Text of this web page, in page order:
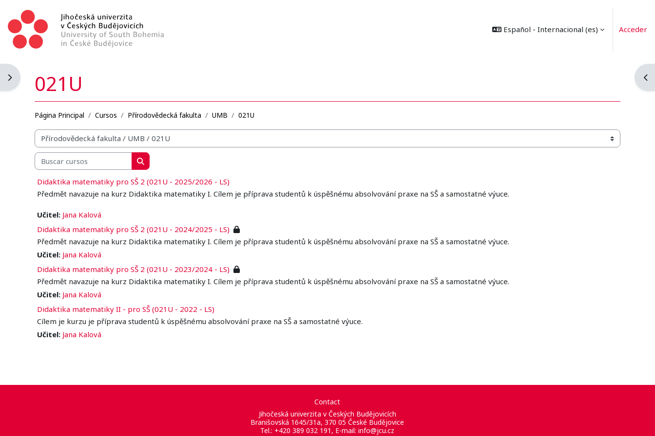
Español - Internacional ‎(es)‎ Acceder
Abrir cajón de bloques
021U
Página Principal Cursos Přírodovědecká fakulta UMB 021U
Categorías
Buscar cursos
Buscar cursos
Didaktika matematiky pro SŠ 2 (021U - 2025/2026 - LS)
Předmět navazuje na kurz Didaktika matematiky I. Cílem je příprava studentů k úspěšnému absolvování praxe na SŠ a samostatné výuce.
Učitel: Jana Kalová
Didaktika matematiky pro SŠ 2 (021U - 2024/2025 - LS)
Předmět navazuje na kurz Didaktika matematiky I. Cílem je příprava studentů k úspěšnému absolvování praxe na SŠ a samostatné výuce.
Učitel: Jana Kalová
Didaktika matematiky pro SŠ 2 (021U - 2023/2024 - LS)
Předmět navazuje na kurz Didaktika matematiky I. Cílem je příprava studentů k úspěšnému absolvování praxe na SŠ a samostatné výuce.
Učitel: Jana Kalová
Didaktika matematiky II - pro SŠ (021U - 2022 - LS)
Cílem je kurzu je příprava studentů k úspěšnému absolvování praxe na SŠ a samostatné výuce.
Učitel: Jana Kalová
Contact
Jihočeská univerzita v Českých Budějovicích
Branišovská 1645/31a, 370 05 České Budějovice
Tel.: +420 389 032 191, E-mail: info@jcu.cz